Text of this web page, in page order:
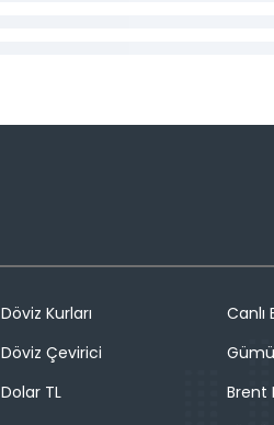
Döviz Kurları
Döviz Çevirici
Dolar TL
Canlı
Brent